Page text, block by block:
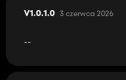
V1.0.1.0 3 czerwca 2026
--